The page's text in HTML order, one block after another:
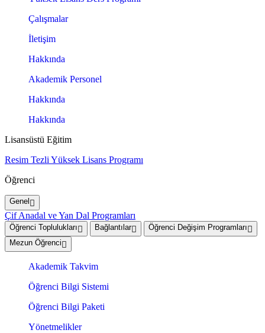
Çalışmalar
İletişim
Hakkında
Akademik Personel
Hakkında
Hakkında
Lisansüstü Eğitim
Resim Tezli Yüksek Lisans Programı
Öğrenci
Genel
Çif Anadal ve Yan Dal Programları
Öğrenci Toplulukları Bağlantılar
Öğrenci Değişim Programları
Mezun Öğrenci
Akademik Takvim
Öğrenci Bilgi Sistemi
Öğrenci Bilgi Paketi
Yönetmelikler